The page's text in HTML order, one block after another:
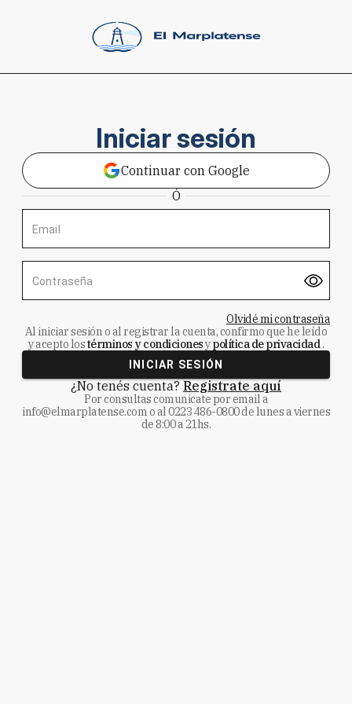
Iniciar sesión
Continuar con Google
Ó
Email
Contraseña
Olvidé mi contraseña
Al iniciar sesión o al registrar la cuenta, confirmo que he leído
y acepto lostérminos y condicionesypolítica de privacidad.
INICIAR SESIÓN
¿No tenés cuenta? Registrate aquí
Por consultas comunicate por email a
info@elmarplatense.como al0223 486-0800de lunes a viernes
de 8:00 a 21hs.